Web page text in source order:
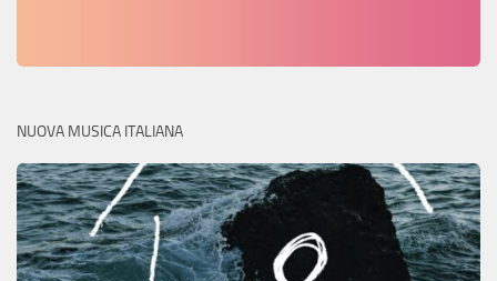
NUOVA MUSICA ITALIANA